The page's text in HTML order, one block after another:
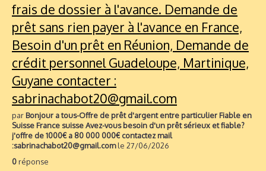
frais de dossier à l'avance. Demande de
prêt sans rien payer à l'avance en France,
Besoin d'un prêt en Réunion, Demande de
crédit personnel Guadeloupe, Martinique,
Guyane contacter :
sabrinachabot20@gmail.com
parBonjour a tous-Offre de prêt d'argent entre particulier Fiable en
Suisse France suisse Avez-vous besoin d'un prêt sérieux et fiable?
j'offre de 1000€ a 80 000 000€ contactez mail
:sabrinachabot20@gmail.comle 27/06/2026
0réponse